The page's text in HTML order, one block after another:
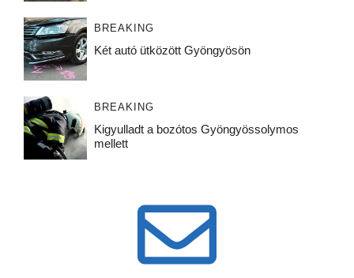
BREAKING
Két autó ütközött Gyöngyösön
BREAKING
Kigyulladt a bozótos Gyöngyössolymos
mellett